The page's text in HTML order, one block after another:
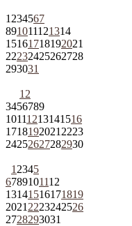
1 234567
891011121314
15161718192021
22232425262728
293031
1 2
3456789
10111213141516
1718192021 2223
24252627282930
1 2345
6789101112
13141516171819
2021 2223242526
2728293031